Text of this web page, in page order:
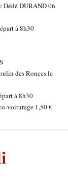
Dédé DURAND 06
à 8h30
des Ronces le
à 8h30
voiturage 1,50 €